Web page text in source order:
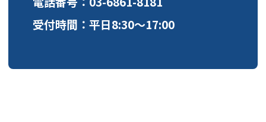
受付時間：平日8:30～17:00